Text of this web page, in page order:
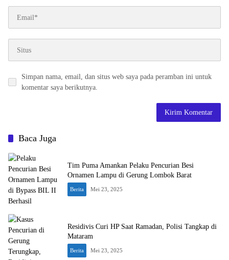
Simpan nama, email, dan situs web saya pada peramban ini untuk
komentar saya berikutnya.
Baca Juga
Tim Puma Amankan Pelaku Pencurian Besi
Ornamen Lampu di Gerung Lombok Barat
Berita Mei 23, 2025
Residivis Curi HP Saat Ramadan, Polisi Tangkap di
Mataram
Berita Mei 23, 2025